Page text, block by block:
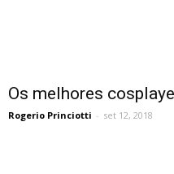
Os melhores
Rogerio Princiotti - set 12, 2018